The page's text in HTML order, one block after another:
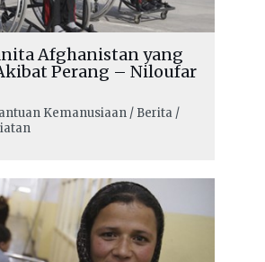
Afghanistan yang
Perang – Niloufar
Kemanusiaan / Berita /